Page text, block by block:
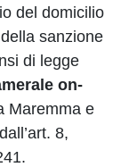
del domicilio
sanzione
di legge
on-
Maremma e
8,